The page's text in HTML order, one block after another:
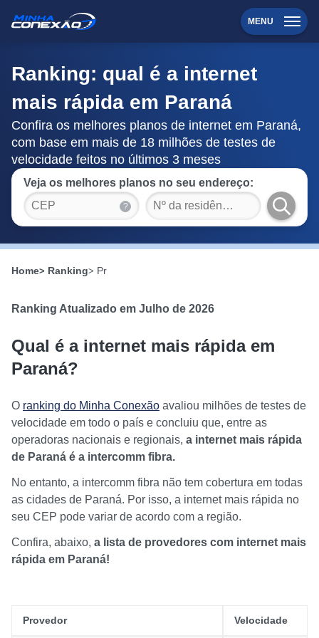
MENU
Ranking: qual é a internet
mais rápida em Paraná
Confira os melhores planos de internet em Paraná,
com base em mais de 18 milhões de testes de
velocidade feitos no últimos 3 meses
Veja os melhores planos no seu endereço:
?
Home Ranking Pr
Ranking Atualizado em Julho de 2026
Qual é a internet mais rápida em
Paraná?
O ranking do Minha Conexão avaliou milhões de testes de
velocidade em todo o país e concluiu que, entre as
operadoras nacionais e regionais, a internet mais rápida
de Paraná é a intercomm fibra.
No entanto, a intercomm fibra não tem cobertura em todas
as cidades de Paraná. Por isso, a internet mais rápida no
seu CEP pode variar de acordo com a região.
Confira, abaixo, a lista de provedores com internet mais
rápida em Paraná!
Provedor Velocidade